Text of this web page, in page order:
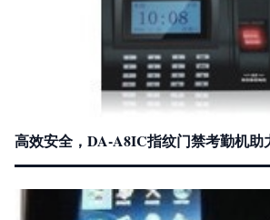
高效安全，DA-A8IC指纹门禁考勤机助